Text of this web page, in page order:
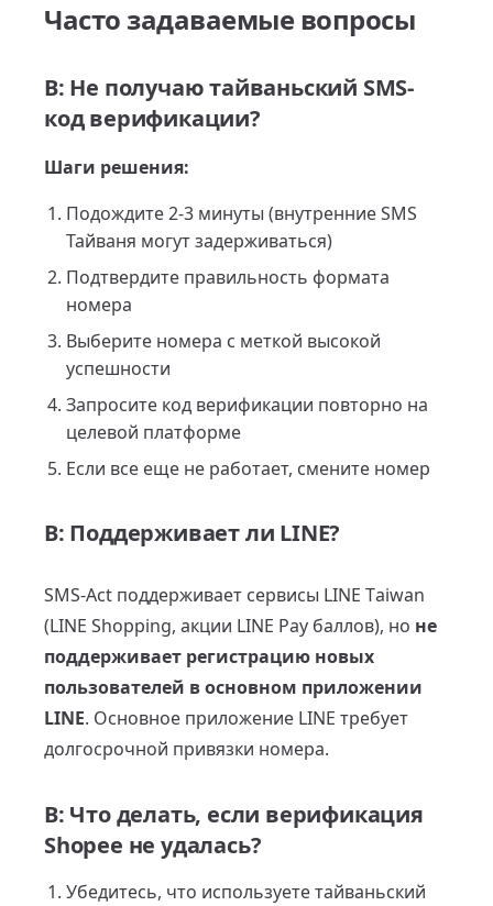
Часто задаваемые вопросы
В: Не получаю тайваньский SMS-
код верификации?
Шаги решения:
Подождите 2-3 минуты (внутренние SMS
Тайваня могут задерживаться)
Подтвердите правильность формата
номера
Выберите номера с меткой высокой
успешности
Запросите код верификации повторно на
целевой платформе
Если все еще не работает, смените номер
В: Поддерживает ли LINE?
SMS-Act поддерживает сервисы LINE Taiwan
(LINE Shopping, акции LINE Pay баллов), но не
поддерживает регистрацию новых
пользователей в основном приложении
LINE. Основное приложение LINE требует
долгосрочной привязки номера.
В: Что делать, если верификация
Shopee не удалась?
Убедитесь, что используете тайваньский